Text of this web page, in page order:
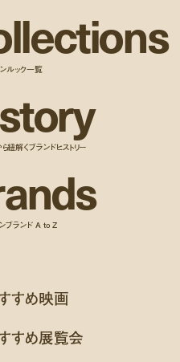
llections
ルック一覧
story
紐解くブランドヒストリー
ands
ンブランド A to Z
すめ映画
すめ展覧会